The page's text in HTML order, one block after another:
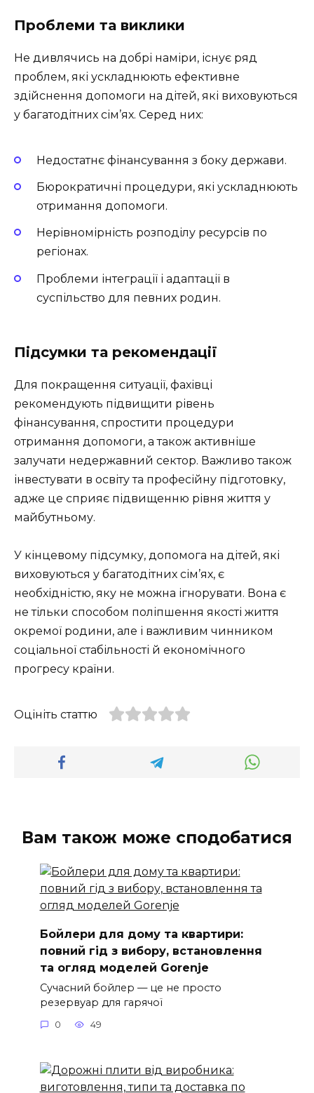
Проблеми та виклики
Не дивлячись на добрі наміри, існує ряд
проблем, які ускладнюють ефективне
здійснення допомоги на дітей, які виховуються
у багатодітних сім’ях. Серед них:
Недостатнє фінансування з боку держави.
Бюрократичні процедури, які ускладнюють
отримання допомоги.
Нерівномірність розподілу ресурсів по
регіонах.
Проблеми інтеграції і адаптації в
суспільство для певних родин.
Підсумки та рекомендації
Для покращення ситуації, фахівці
рекомендують підвищити рівень
фінансування, спростити процедури
отримання допомоги, а також активніше
залучати недержавний сектор. Важливо також
інвестувати в освіту та професійну підготовку,
адже це сприяє підвищенню рівня життя у
майбутньому.
У кінцевому підсумку, допомога на дітей, які
виховуються у багатодітних сім’ях, є
необхідністю, яку не можна ігнорувати. Вона є
не тільки способом поліпшення якості життя
окремої родини, але і важливим чинником
соціальної стабільності й економічного
прогресу країни.
Оцініть статтю
Вам також може сподобатися
Бойлери для дому та квартири:
повний гід з вибору, встановлення
та огляд моделей Gorenje
Сучасний бойлер — це не просто
резервуар для гарячої
0 49